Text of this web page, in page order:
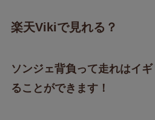
楽天Vikiで見れる？
ソンジェ背負って走れはイ
ることができます！